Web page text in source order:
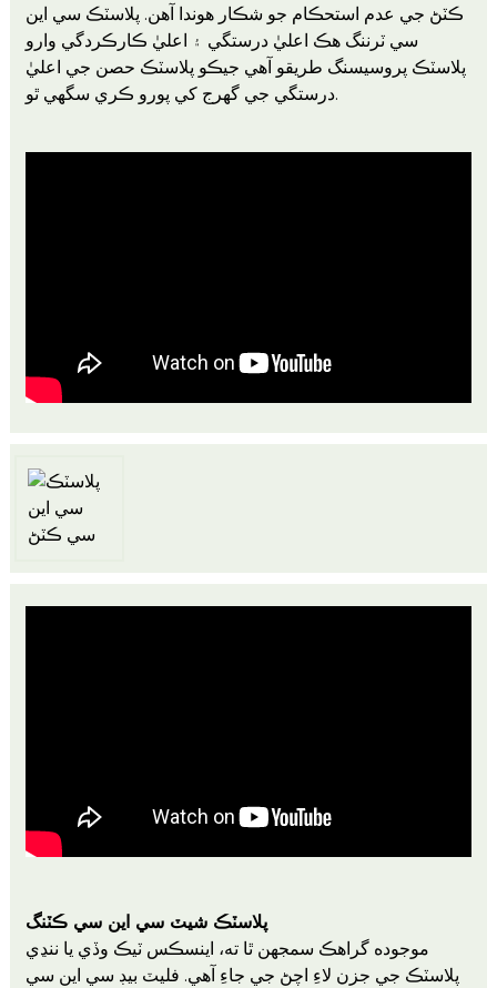
ڪٽڻ جي عدم استحڪام جو شڪار هوندا آهن. پلاسٽڪ سي اين
سي ٽرننگ هڪ اعليٰ درستگي ۽ اعليٰ ڪارڪردگي وارو
پلاسٽڪ پروسيسنگ طريقو آهي جيڪو پلاسٽڪ حصن جي اعليٰ
درستگي جي گهرج کي پورو ڪري سگهي ٿو.
پلاسٽڪ شيٽ سي اين سي ڪٽنگ
موجوده گراهڪ سمجهن ٿا ته، اينسڪس ٽيڪ وڏي يا ننڍي
پلاسٽڪ جي جزن لاءِ اچڻ جي جاءِ آهي. فليٽ بيڊ سي اين سي